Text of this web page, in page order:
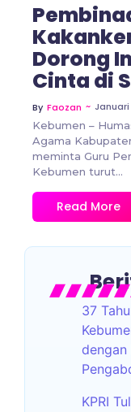
Dorong
Cinta di
By Faozan ~ Januari
Kebumen –
Agama
meminta Guru
Kebumen turut...
Read More
37
dengan
KPRI